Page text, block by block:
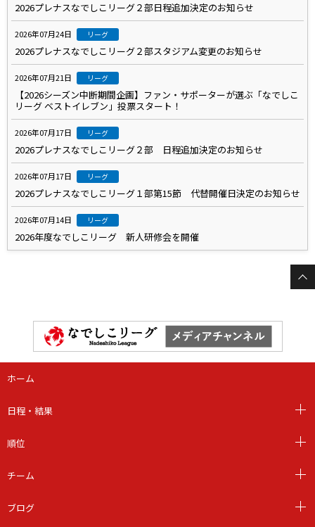
2026プレナスなでしこリーグ２部日程追加決定のお知らせ
2026年07月24日 リーグ
2026プレナスなでしこリーグ２部スタジアム変更のお知らせ
2026年07月21日 リーグ
【2026シーズン中断期間企画】ファン・サポーターが選ぶ「なでしこ
リーグ ベストイレブン」投票スタート！
2026年07月17日 リーグ
2026プレナスなでしこリーグ２部 日程追加決定のお知らせ
2026年07月17日 リーグ
2026プレナスなでしこリーグ１部第15節 代替開催日決定のお知らせ
2026年07月14日 リーグ
2026年度なでしこリーグ 新人研修会を開催
ホーム
日程・結果
順位
チーム
ブログ